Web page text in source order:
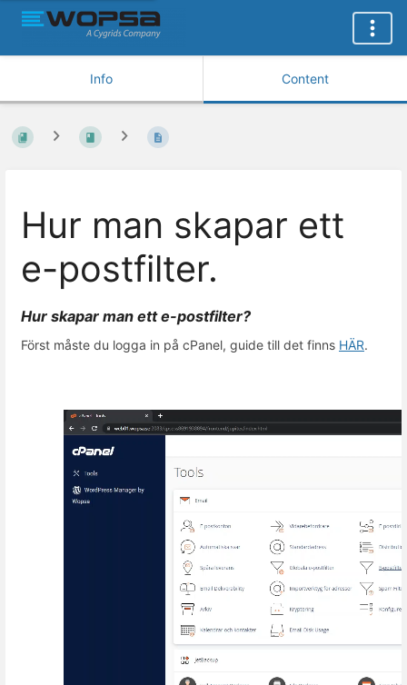
Info Content
Hur man skapar ett
e-postfilter.
Hur skapar man ett e-postfilter?
Först måste du logga in på cPanel, guide till det finns HÄR.